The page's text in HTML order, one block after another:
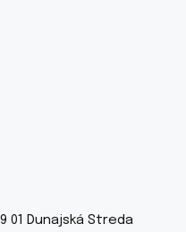
01 Dunajská Streda